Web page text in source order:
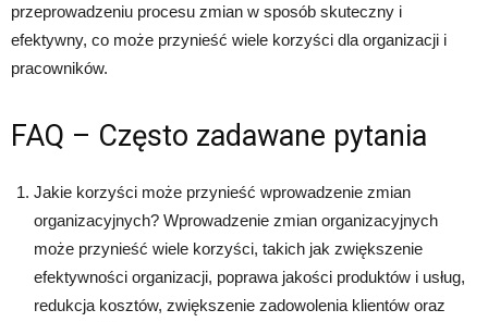
przeprowadzeniu procesu zmian w sposób skuteczny i
efektywny, co może przynieść wiele korzyści dla organizacji i
pracowników.
FAQ – Często zadawane pytania
Jakie korzyści może przynieść wprowadzenie zmian
organizacyjnych? Wprowadzenie zmian organizacyjnych
może przynieść wiele korzyści, takich jak zwiększenie
efektywności organizacji, poprawa jakości produktów i usług,
redukcja kosztów, zwiększenie zadowolenia klientów oraz